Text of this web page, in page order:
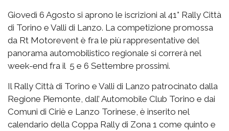
Giovedì 6 Agosto si aprono le iscrizioni al 41° Rally Città
di Torino e Valli di Lanzo. La competizione promossa
da Rt Motorevent è fra le più rappresentative del
panorama automobilistico regionale si correrà nel
week-end fra il 5 e 6 Settembre prossimi.
Il Rally Città di Torino e Valli di Lanzo patrocinato dalla
Regione Piemonte, dall’ Automobile Club Torino e dai
Comuni di Ciriè e Lanzo Torinese, è inserito nel
calendario della Coppa Rally di Zona 1 come quinto e